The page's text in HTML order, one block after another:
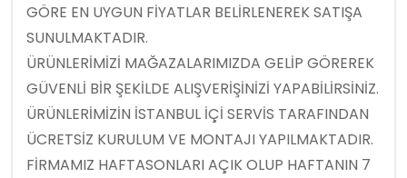
GÖRE EN UYGUN FİYATLAR BELİRLENEREK SATIŞA
SUNULMAKTADIR.
ÜRÜNLERİMİZİ MAĞAZALARIMIZDA GELİP GÖREREK
GÜVENLİ BİR ŞEKİLDE ALIŞVERİŞİNİZİ YAPABİLİRSİNİZ.
ÜRÜNLERİMİZİN İSTANBUL İÇİ SERVİS TARAFINDAN
ÜCRETSİZ KURULUM VE MONTAJI YAPILMAKTADIR.
FİRMAMIZ HAFTASONLARI AÇIK OLUP HAFTANIN 7